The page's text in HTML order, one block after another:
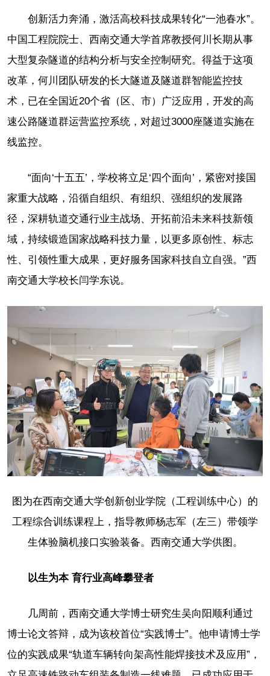
创新活力奔涌，激活高校科技成果转化“一池春水”。
中国工程院院士、西南交通大学首席教授何川长期从事
大型复杂隧道的结构分析与安全控制研究。得益于这项
改革，何川团队研发的长大隧道及隧道群智能监控技
术，已在全国近20个省（区、市）广泛应用，开发的高
速公路隧道群运营监控系统，对超过3000座隧道实施在
线监控。
“面向‘十五五’，学校将立足‘四个面向’，紧密对接国
家重大战略，沿循自组织、有组织、强组织的发展路
径，深耕轨道交通行业主战场、开拓前沿未来科技新领
域，持续锻造国家战略科技力量，以更多原创性、标志
性、引领性重大成果，更好服务国家科技自立自强。”西
南交通大学校长闫学东说。
图为在西南交通大学创新创业学院（工程训练中心）的
工程综合训练课程上，指导教师杨志军（左三）带领学
生体验脑机接口实验装备。西南交通大学供图。
以生为本 育行业高峰攀登者
几周前，西南交通大学博士研究生吴向阳顺利通过
博士论文答辩，成为该校首位“实践博士”。他申请博士学
位的实践成果“轨道车辆转向架高性能焊接技术及应用”，